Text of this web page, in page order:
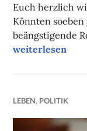
Euch herzlich
Könnten
beängstigende
Campuskolumne
weiterlesen
LEBEN, POLITIK